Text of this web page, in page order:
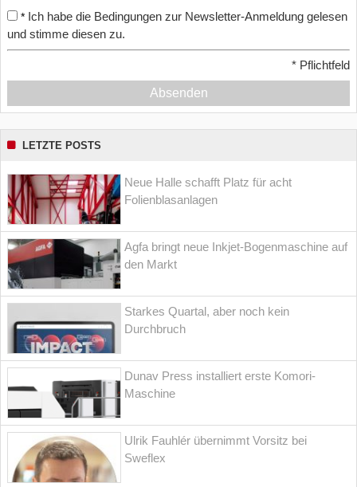
* Ich habe die Bedingungen zur Newsletter-Anmeldung gelesen
und stimme diesen zu.
* Pflichtfeld
Absenden
LETZTE POSTS
Neue Halle schafft Platz für acht
Folienblasanlagen
Agfa bringt neue Inkjet-Bogenmaschine auf
den Markt
Starkes Quartal, aber noch kein
Durchbruch
Dunav Press installiert erste Komori-
Maschine
Ulrik Fauhlér übernimmt Vorsitz bei
Sweflex